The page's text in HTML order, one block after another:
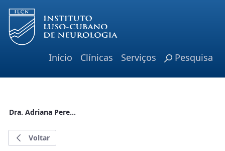
Pular para o Conteúdo principal
Início Clínicas Serviços Pesquisa
Dra. Adriana Pereira
Voltar